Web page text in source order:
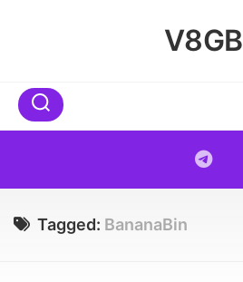
V8GB
Tagged: BananaBin